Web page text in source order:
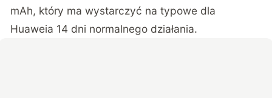
mAh, który ma wystarczyć na typowe dla
Huaweia 14 dni normalnego działania.